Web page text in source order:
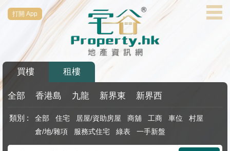
代
理
搵
樓/
交
業
打開 App
買樓 租樓
全部 香港島 九龍 新界東 新界西
類別 : 全部 住宅 居屋/資助房屋 商舖 工商 車位
村屋
倉/地/雜項
服務式住宅 綠表 一手新盤